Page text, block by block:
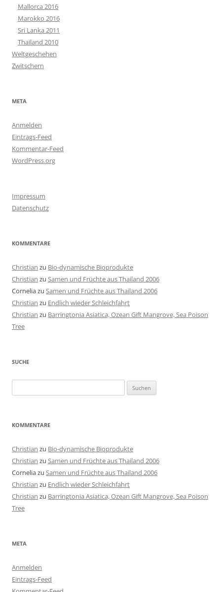
Mallorca 2016
Marokko 2016
Sri Lanka 2011
Thailand 2010
Weltgeschehen
Zwitschern
META
Anmelden
Eintrags-Feed
Kommentar-Feed
WordPress.org
Impressum
Datenschutz
KOMMENTARE
Christian zu Bio-dynamische Bioprodukte
Christian zu Samen und Früchte aus Thailand 2006
Corneliazu Samen und Früchte aus Thailand 2006
Christian zu Endlich wieder Schleichfahrt
Christian zu Barringtonia Asiatica, Ozean Gift Mangrove, Sea Poison
Tree
SUCHE
nach:
KOMMENTARE
Christian zu Bio-dynamische Bioprodukte
Christian zu Samen und Früchte aus Thailand 2006
Corneliazu Samen und Früchte aus Thailand 2006
Christian zu Endlich wieder Schleichfahrt
Christian zu Barringtonia Asiatica, Ozean Gift Mangrove, Sea Poison
Tree
META
Anmelden
Eintrags-Feed